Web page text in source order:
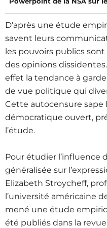
D’après une étude
savent leurs
les pouvoirs publics
des opinions
effet la tendance à
de vue politique qui
Cette autocensure sape
démocratique ouvert,
l’étude.
Pour étudier l’influence
généralisée sur
Elizabeth Stroycheff,
l’université américaine
mené une étude
été publiés dans la